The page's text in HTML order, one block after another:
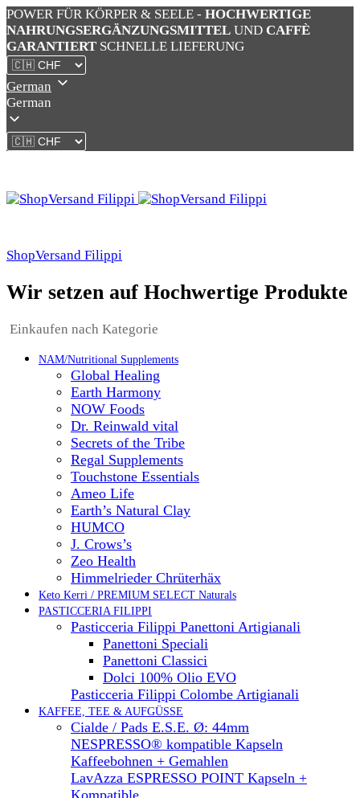
POWER FÜR KÖRPER & SEELE - HOCHWERTIGE
NAHRUNGSERGÄNZUNGSMITTEL UND CAFFÈ
GARANTIERT SCHNELLE LIEFERUNG
German
German
ShopVersand Filippi
Wir setzen auf Hochwertige Produkte
Einkaufen nach Kategorie
NAM/Nutritional Supplements
Global Healing
Earth Harmony
NOW Foods
Dr. Reinwald vital
Secrets of the Tribe
Regal Supplements
Touchstone Essentials
Ameo Life
Earth’s Natural Clay
HUMCO
J. Crows’s
Zeo Health
Himmelrieder Chrüterhäx
Keto Kerri / PREMIUM SELECT Naturals
PASTICCERIA FILIPPI
Pasticceria Filippi Panettoni Artigianali
Panettoni Speciali
Panettoni Classici
Dolci 100% Olio EVO
Pasticceria Filippi Colombe Artigianali
KAFFEE, TEE & AUFGÜSSE
Cialde / Pads E.S.E. Ø: 44mm
NESPRESSO® kompatible Kapseln
Kaffeebohnen + Gemahlen
LavAzza ESPRESSO POINT Kapseln +